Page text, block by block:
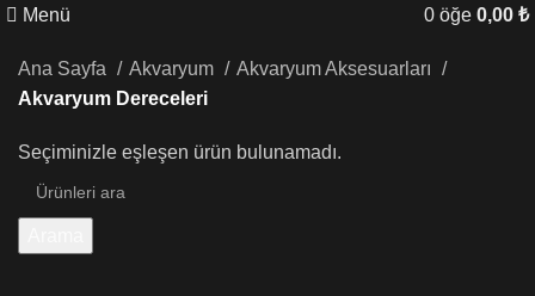
Menü 0 öğe 0,00 ₺
Ana Sayfa Akvaryum
Akvaryum Aksesuarları
Akvaryum Dereceleri
Seçiminizle eşleşen ürün bulunamadı.